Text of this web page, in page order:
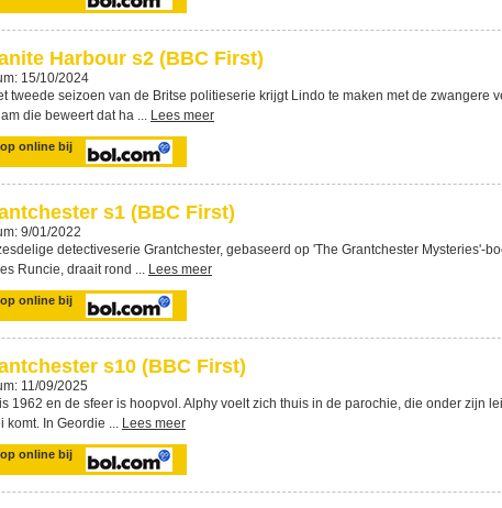
Harbour s2 (BBC First)
15/10/2024
tweede seizoen van de Britse politieserie krijgt Lindo te maken met de zwangere
die beweert dat ha ... Lees meer
online bij
s1 (BBC First)
9/01/2022
detectiveserie Grantchester, gebaseerd op 'The Grantchester Mysteries'-
Runcie, draait rond ... Lees meer
online bij
s10 (BBC First)
11/09/2025
1962 en de sfeer is hoopvol. Alphy voelt zich thuis in de parochie, die onder zijn
komt. In Geordie ... Lees meer
online bij